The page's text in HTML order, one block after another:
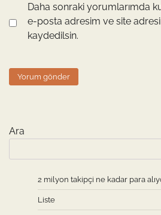
Daha sonraki yorumlarımda
e-posta adresim ve site
kaydedilsin.
Ara
2 milyon takipçi ne kadar para
Liste